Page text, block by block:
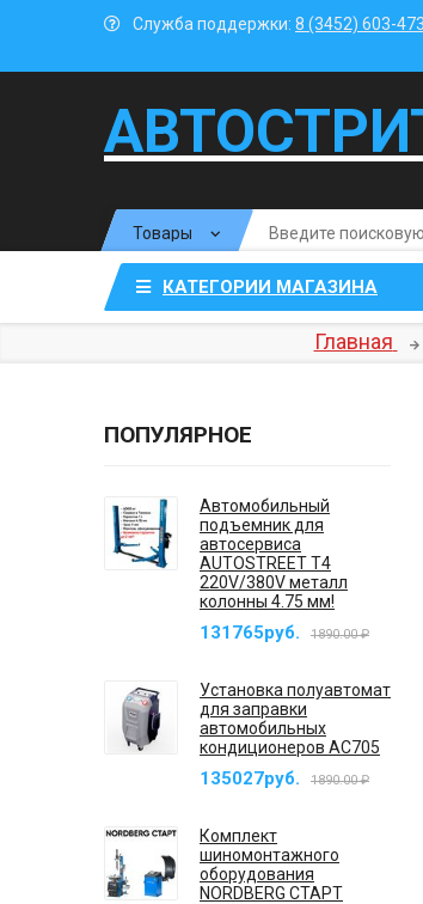
Служба поддержки: 8 (3452) 603-473
КАТЕГОРИИ МАГАЗИНА
Главная
ПОПУЛЯРНОЕ
Автомобильный
подъемник для
автосервиса
AUTOSTREET T4
220V/380V металл
колонны 4.75 мм!
131765руб. 1890.00 ₽
Установка полуавтомат
для заправки
автомобильных
кондиционеров AC705
135027руб. 1890.00 ₽
Комплект
шиномонтажного
оборудования
NORDBERG СТАРТ